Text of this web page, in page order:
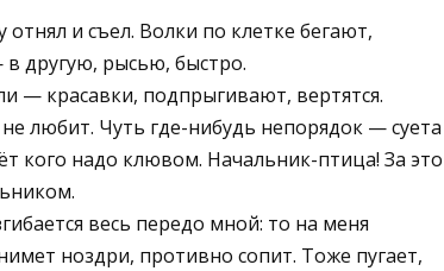
и съел. Волки по клетке бегают,
другую, рысью, быстро.
— красавки, подпрыгивают, вертятся.
любит. Чуть где-нибудь непорядок — суета
кого надо клювом. Начальник-птица! За это
весь передо мной: то на меня
ноздри, противно сопит. Тоже пугает,